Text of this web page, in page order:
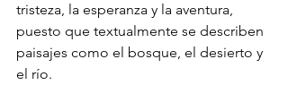
tristeza, la esperanza y la aventura,
puesto que textualmente se describen
paisajes como el bosque, el desierto y
el río.